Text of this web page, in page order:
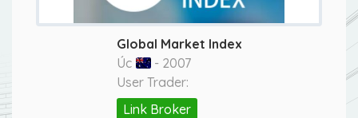
Global Market Index
Úc
- 2007
User Trader:
Link Broker